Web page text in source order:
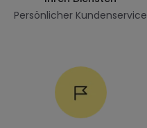
Persönlicher Kundenservice